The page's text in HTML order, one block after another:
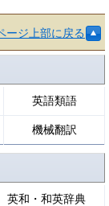
ージ上部に戻る
英語類語
機械翻訳
英和・和英辞典